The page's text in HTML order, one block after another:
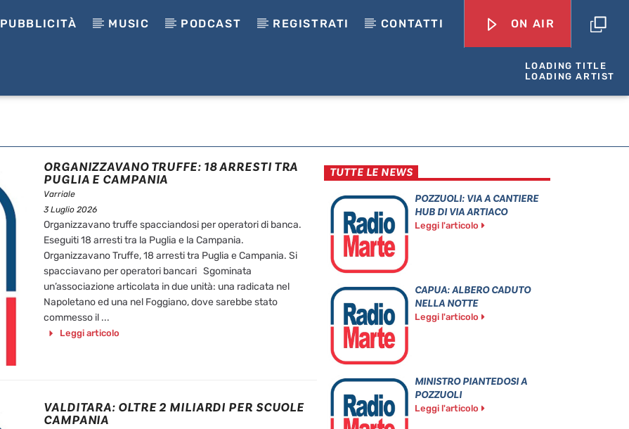
PUBBLICITÀ MUSIC PODCAST REGISTRATI CONTATTI ON AIR
LOADING TITLE
LOADING ARTIST
ORGANIZZAVANO TRUFFE: 18 ARRESTI TRA
PUGLIA E CAMPANIA
Varriale
3 Luglio 2026
Organizzavano truffe spacciandosi per operatori di banca.
Eseguiti 18 arresti tra la Puglia e la Campania.
Organizzavano Truffe, 18 arresti tra Puglia e Campania. Si
spacciavano per operatori bancari Sgominata
un’associazione articolata in due unità: una radicata nel
Napoletano ed una nel Foggiano, dove sarebbe stato
commesso il ...
Leggi articolo
VALDITARA: OLTRE 2 MILIARDI PER SCUOLE
CAMPANIA
TUTTE LE NEWS
POZZUOLI: VIA A CANTIERE
HUB DI VIA ARTIACO
Leggi l'articolo
CAPUA: ALBERO CADUTO
NELLA NOTTE
Leggi l'articolo
MINISTRO PIANTEDOSI A
POZZUOLI
Leggi l'articolo